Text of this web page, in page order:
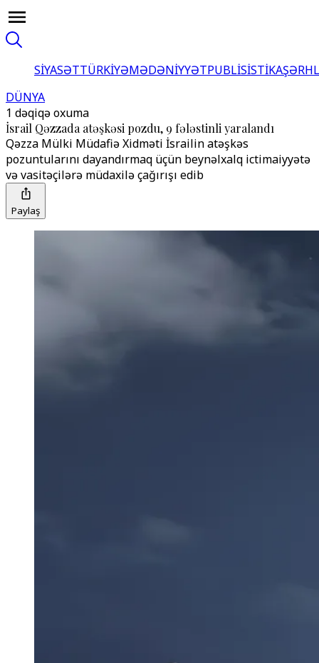
SİYASƏTTÜRKİYƏMƏDƏNİYYƏTPUBLİSİSTİKA
DÜNYA
1 dəqiqə oxuma
İsrail Qəzzada atəşkəsi pozdu, 9 fələstinli yaralandı
Qəzza Mülki Müdafiə Xidməti İsrailin atəşkəs
pozuntularını dayandırmaq üçün beynəlxalq ictimaiyyətə
və vasitəçilərə müdaxilə çağırışı edib
Paylaş